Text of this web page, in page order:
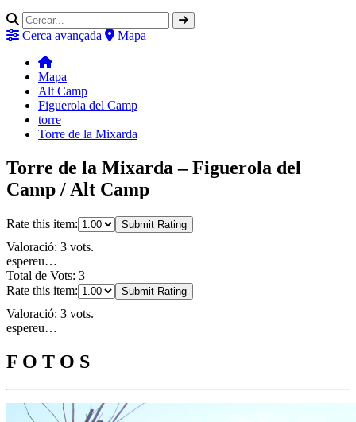
Cerca avançada Mapa
Mapa
Alt Camp
Figuerola del Camp
torre
Torre de la Mixarda
Torre de la Mixarda – Figuerola del
Camp / Alt Camp
Rate this item: Submit Rating
Valoració: 3 vots.
espereu…
Total de Vots: 3
Rate this item:
Submit Rating
Valoració: 3 vots.
espereu…
F O T O S